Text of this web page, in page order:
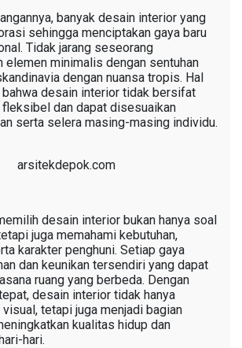
banyak desain interior yang
sehingga menciptakan gaya baru
Tidak jarang seseorang
elemen minimalis dengan sentuhan
dengan nuansa tropis. Hal
bahwa desain interior tidak bersifat
fleksibel dan dapat disesuaikan
serta selera masing-masing individu.
arsitekdepok.com
desain interior bukan hanya soal
juga memahami kebutuhan,
karakter penghuni. Setiap gaya
dan keunikan tersendiri yang dapat
ruang yang berbeda. Dengan
desain interior tidak hanya
tetapi juga menjadi bagian
kualitas hidup dan
hari.